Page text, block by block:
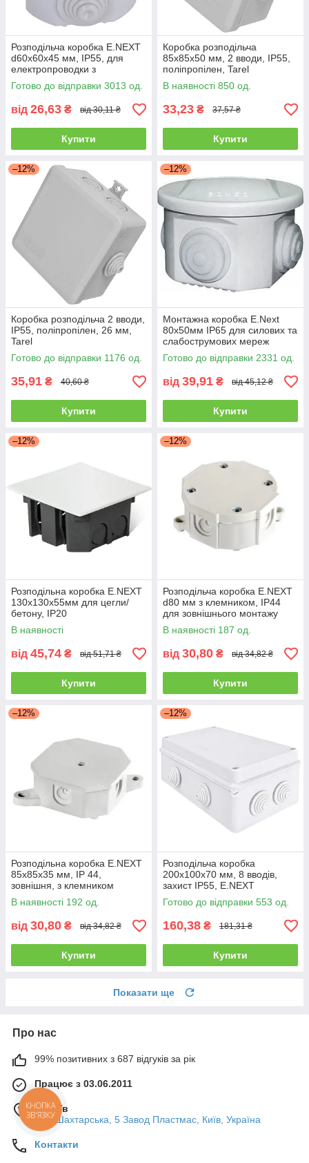
Розподільча коробка E.NEXT
d60х60х45 мм, IP55, для
електропроводки з
кріпленням
Готово до відправки 3013 од.
від 26,63 ₴ від 30,11 ₴
Купити
Коробка розподільча
85x85x50 мм, 2 вводи, IP55,
поліпропілен, Tarel
В наявності 850 од.
33,23 ₴ 37,57 ₴
Купити
–12%
Коробка розподільча 2 вводи,
IP55, поліпропілен, 26 мм,
Tarel
Готово до відправки 1176 од.
35,91 ₴ 40,60 ₴
Купити
–12%
Монтажна коробка E.Next
80x50мм IP65 для силових та
слабострумових мереж
Готово до відправки 2331 од.
від 39,91 ₴ від 45,12 ₴
Купити
–12%
Розподільна коробка E.NEXT
130x130x55мм для цегли/
бетону, IP20
В наявності
від 45,74 ₴ від 51,71 ₴
Купити
–12%
Розподільча коробка E.NEXT
d80 мм з клемником, IP44
для зовнішнього монтажу
В наявності 187 од.
від 30,80 ₴ від 34,82 ₴
Купити
–12%
Розподільна коробка E.NEXT
85х85х35 мм, IP 44,
зовнішня, з клемником
В наявності 192 од.
від 30,80 ₴ від 34,82 ₴
Купити
–12%
Розподільча коробка
200x100x70 мм, 8 вводів,
захист IP55, E.NEXT
Готово до відправки 553 од.
160,38 ₴ 181,31 ₴
Купити
Показати ще
Про нас
99% позитивних з 687 відгуків за рік
Працює з 03.06.2011
м. Київ
вул. Шахтарська, 5 Завод Пластмас, Київ, Україна
Контакти
КНОПКА
ЗВ'ЯЗКУ